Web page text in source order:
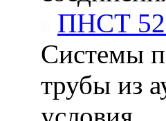
ПНСТ
Системы
трубы из